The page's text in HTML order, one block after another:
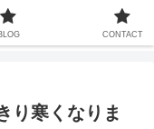
まで関わってきた中国との
するサイト
り寒くなりま
CONTACT